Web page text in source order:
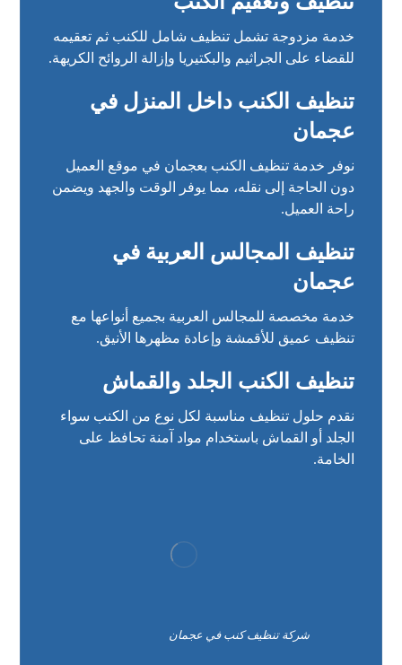
خدمة مزدوجة تشمل تنظيف شامل للكنب ثم تعقيمه
للقضاء على الجراثيم والبكتيريا وإزالة الروائح الكريهة.
تنظيف الكنب داخل المنزل في
عجمان
نوفر خدمة تنظيف الكنب بعجمان في موقع العميل
دون الحاجة إلى نقله، مما يوفر الوقت والجهد ويضمن
راحة العميل.
تنظيف المجالس العربية في
عجمان
خدمة مخصصة للمجالس العربية بجميع أنواعها مع
تنظيف عميق للأقمشة وإعادة مظهرها الأنيق.
تنظيف الكنب الجلد والقماش
نقدم حلول تنظيف مناسبة لكل نوع من الكنب سواء
الجلد أو القماش باستخدام مواد آمنة تحافظ على
الخامة.
شركة تنظيف كنب في عجمان